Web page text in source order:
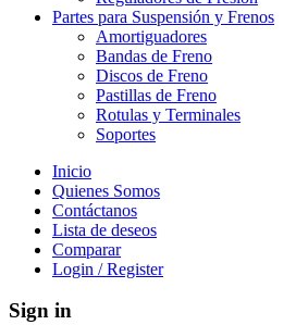
Partes para Suspensión y Frenos
Amortiguadores
Bandas de Freno
Discos de Freno
Pastillas de Freno
Rotulas y Terminales
Soportes
Inicio
Quienes Somos
Contáctanos
Lista de deseos
Comparar
Login / Register
Sign in